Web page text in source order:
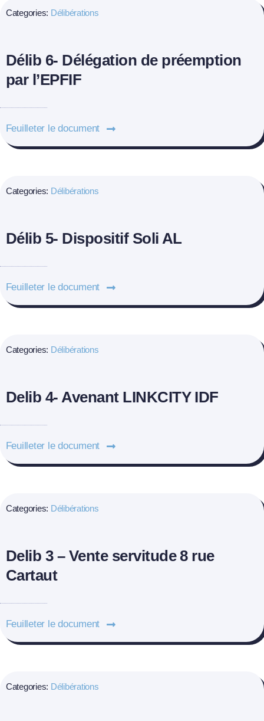
Categories: Délibérations
Délib 6- Délégation de préemption
par l’EPFIF
Feuilleter le document
Categories: Délibérations
Délib 5- Dispositif Soli AL
Feuilleter le document
Categories: Délibérations
Delib 4- Avenant LINKCITY IDF
Feuilleter le document
Categories: Délibérations
Delib 3 – Vente servitude 8 rue
Cartaut
Feuilleter le document
Categories: Délibérations